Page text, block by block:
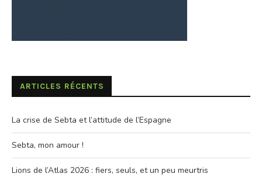
ARTICLES RÉCENTS
La crise de Sebta et l’attitude de l’Espagne
Sebta, mon amour !
Lions de l’Atlas 2026 : fiers, seuls, et un peu meurtris